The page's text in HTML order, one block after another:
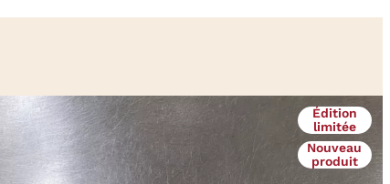
Édition
limitée
Nouveau
produit